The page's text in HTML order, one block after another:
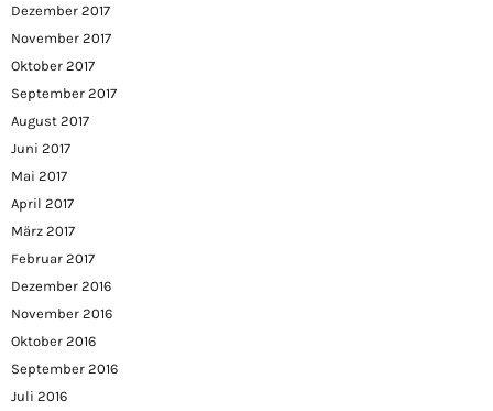
Dezember 2017
November 2017
Oktober 2017
September 2017
August 2017
Juni 2017
Mai 2017
April 2017
März 2017
Februar 2017
Dezember 2016
November 2016
Oktober 2016
September 2016
Juli 2016